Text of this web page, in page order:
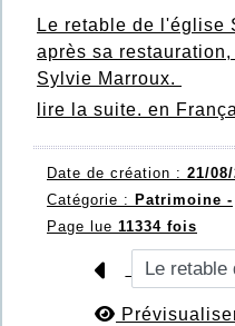
Le retable de l'église
après sa
Sylvie Marroux.
lire la suite. en
Date de création : 21/
Catégorie : Patrimoine -
Page lue 11334 fois